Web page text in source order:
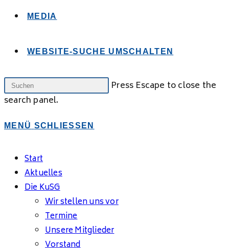
MEDIA
WEBSITE-SUCHE UMSCHALTEN
Press Escape to close the
search panel.
MENÜ SCHLIESSEN
Start
Aktuelles
Die KuSG
Wir stellen uns vor
Termine
Unsere Mitglieder
Vorstand